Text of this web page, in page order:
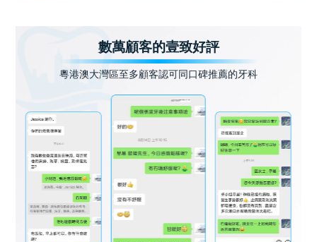
數萬顧客的壹致好評
粵港澳大灣區至多顧客認可同口碑推薦的牙科